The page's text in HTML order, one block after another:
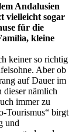
Andalusien
vielleicht sogar
für die
kleine
keiner so richtig
Aber ob
auf Dauer im
dieser nämlich
immer zu
Tourismus“ birgt
und